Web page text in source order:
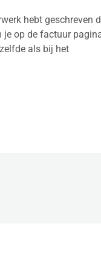
hebt geschreven
je op de factuur
als bij het